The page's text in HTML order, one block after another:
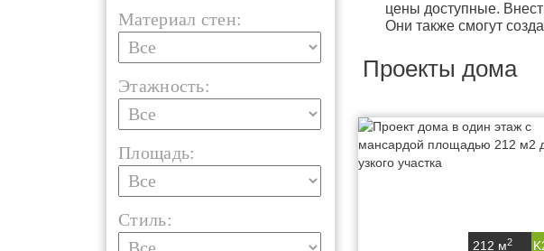
Материал стен:
Этажность:
Площадь:
Стиль:
цены доступные.
Они также смогут
Проекты дома
212 м2